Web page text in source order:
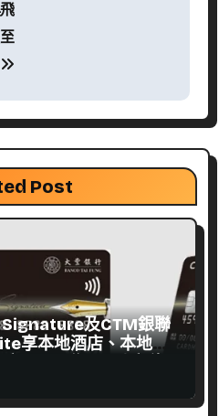
Post
Signature及CTM銀聯
享本地酒店、本地餐
3%回贈﹗同時享積